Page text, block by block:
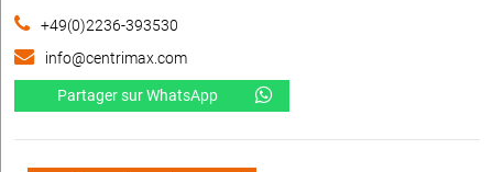
+49(0)2236-393530
info@centrimax.com
Partager sur WhatsApp